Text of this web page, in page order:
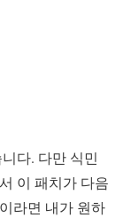
다. 다만 식민
이 패치가 다음
라면 내가 원하